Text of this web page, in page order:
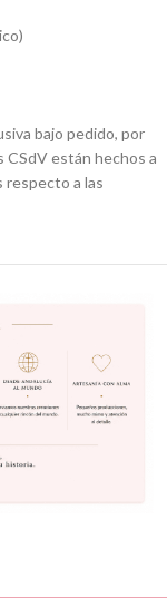
bajo pedido, por
están hechos a
respecto a las